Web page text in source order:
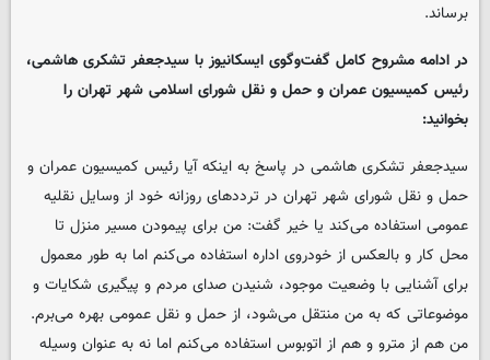
برساند.
در ادامه مشروح کامل گفت‌وگوی ایسکانیوز با سیدجعفر تشکری هاشمی،
رئیس کمیسیون عمران و حمل و نقل شورای اسلامی شهر تهران را
بخوانید:
سیدجعفر تشکری هاشمی در پاسخ به اینکه آیا رئیس کمیسیون عمران و
حمل و نقل شورای شهر تهران در ترددهای روزانه خود از وسایل نقلیه
عمومی استفاده می‌کند یا خیر گفت: من برای پیمودن مسیر منزل تا
محل کار و بالعکس از خودروی اداره استفاده می‌کنم اما به طور معمول
برای آشنایی با وضعیت موجود، شنیدن صدای مردم و پیگیری شکایات و
موضوعاتی که به من منتقل می‌شود، از حمل و نقل عمومی بهره می‌برم.
من هم از مترو و هم از اتوبوس استفاده می‌کنم اما نه به عنوان وسیله